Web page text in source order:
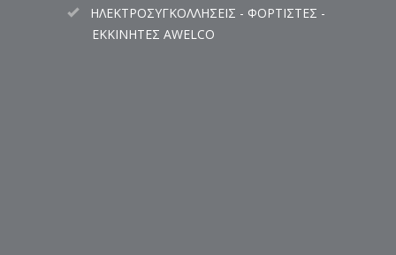
ΗΛΕΚΤΡΟΣΥΓΚΟΛΛΗΣΕΙΣ - ΦΟΡΤΙΣΤΕΣ -
ΕΚΚΙΝΗΤΕΣ AWELCO